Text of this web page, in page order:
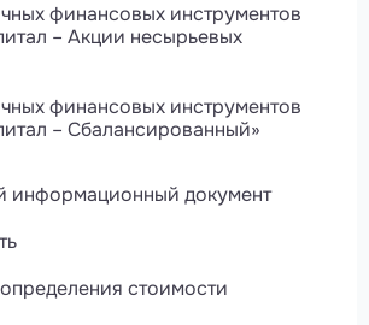
финансовых инструментов
– Акции несырьевых
финансовых инструментов
– Сбалансированный»
информационный документ
стоимости